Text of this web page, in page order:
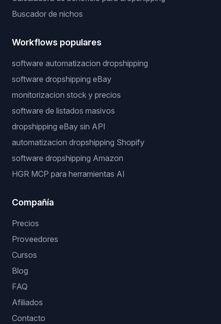
Buscador de nichos
Workflows populares
software automatizacion dropshipping
software dropshipping eBay
monitorizacion stock y precios
software de listados masivos
dropshipping eBay sin API
automatizacion dropshipping Shopify
software dropshipping Amazon
HGR MCP para herramientas AI
Compañía
Precios
Proveedores
Cursos
Blog
FAQ
Afiliados
Contacto